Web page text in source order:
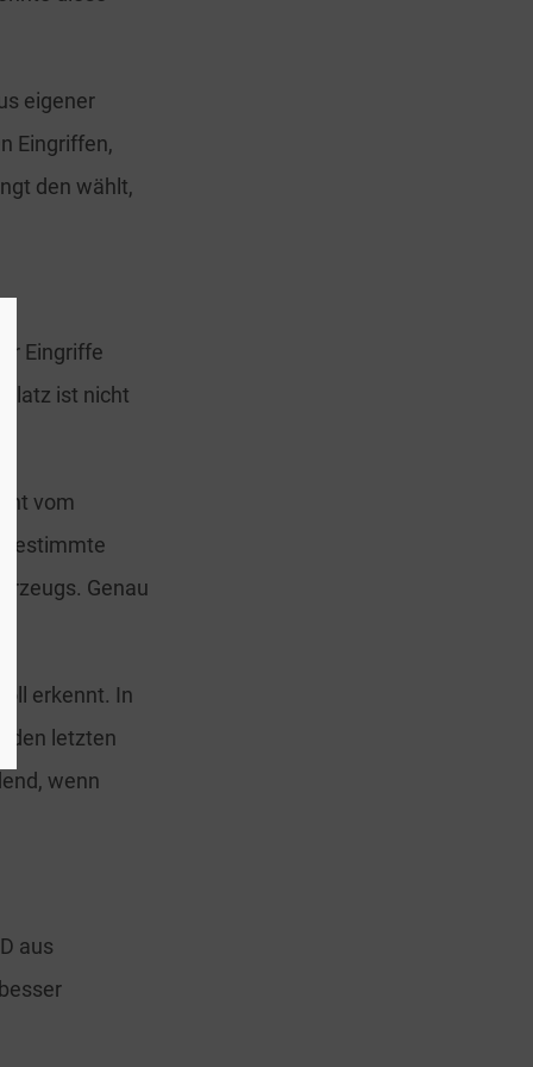
eigener
Eingriffen,
den wählt,
Eingriffe
ist nicht
vom
bestimmte
Genau
erkennt. In
den letzten
wenn
aus